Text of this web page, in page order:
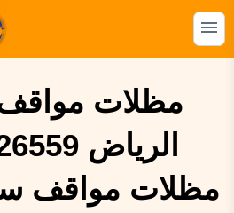
التجاوز
إلى القائمة
ابحث
المظلات
السواتر
مظلات
مظلات مواقف